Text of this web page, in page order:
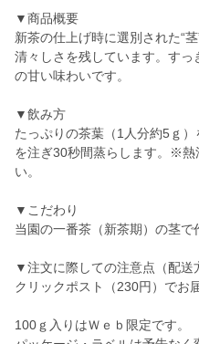
▼商品概要
新茶の仕上げ時に選別された“
清々しさを残しています。す
の甘い味わいです。
▼飲み方
たっぷりの茶葉（1人分約5ｇ
を注ぎ30秒間蒸らします。※熱
い。
▼こだわり
当園の一番茶（新茶期）の茎で
▼注文に際しての注意点（配送
クリックポスト（230円）でお
100ｇ入りはＷｅｂ限定です。